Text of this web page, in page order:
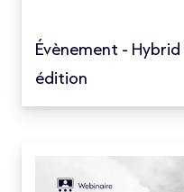
Évènement -
édition